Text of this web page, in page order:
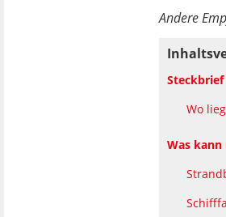
Andere
Steckbrief
Wo
Was kann